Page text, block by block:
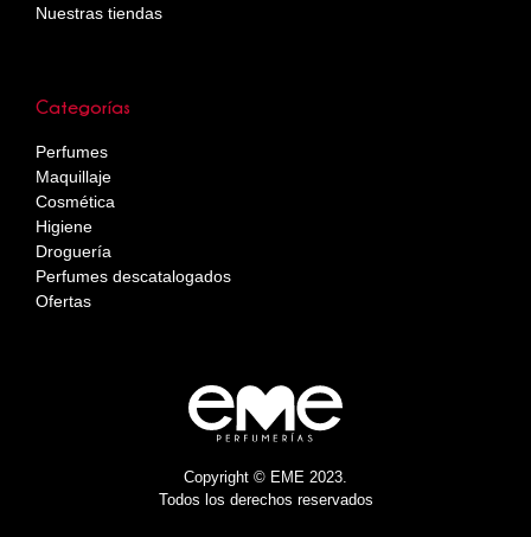
Copyright © EME 2023.
Todos los derechos reservados
Categorías
Perfumes
Maquillaje
Cosmética
Higiene
Droguería
Perfumes descatalogados
Ofertas
Nuestras tiendas